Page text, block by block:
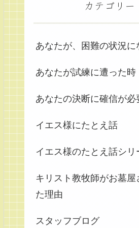
カテゴリー
あなたが、困難の状況に
あなたが試練に遭った時
あなたの決断に確信が必
イエス様にたとえ話
イエス様のたとえ話シリ
キリスト教牧師がお墓屋
た理由
スタッフブログ